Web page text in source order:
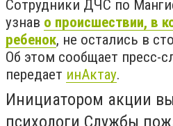
Сотрудники ДЧС по
узнав о происшествии, в
ребенок, не остались в
Об этом сообщает пресс-
передает инАктау.
Инициатором акции
психологи Службы